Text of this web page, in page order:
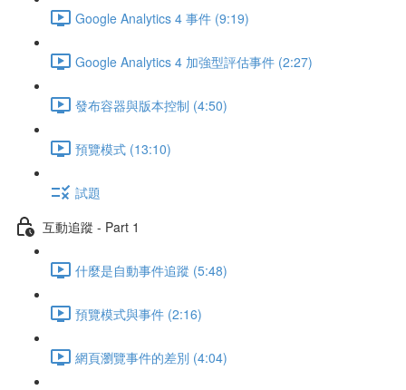
Google Analytics 4 事件 (9:19)
Google Analytics 4 加強型評估事件 (2:27)
發布容器與版本控制 (4:50)
預覽模式 (13:10)
試題
互動追蹤 - Part 1
什麼是自動事件追蹤 (5:48)
預覽模式與事件 (2:16)
網頁瀏覽事件的差別 (4:04)